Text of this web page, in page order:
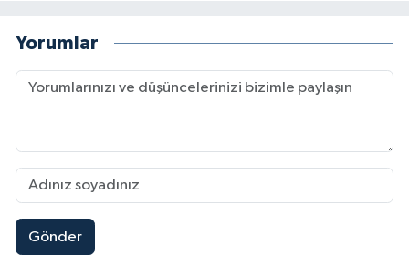
Yorumlar
Gönder